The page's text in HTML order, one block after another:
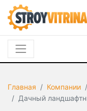
Главная Компании
Дачный